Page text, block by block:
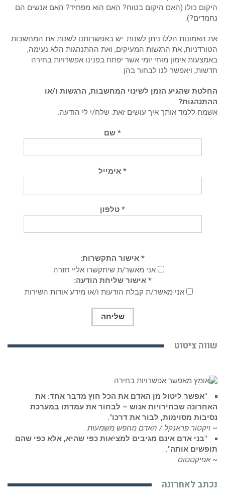
כולו (האם היקום בטוח? האם הוא מפחיד? האם אנשים הם
האמונות הללו ניתן לשנות. יש באפשרותנו לשנות את המחשבות
את הרגשות המעיקים, ואת ההתנהגות הלא נעימה,
אימון מוחי יומי אשר יפתח בפנינו אפשרויות בחירה
ויאפשר לנו לבחור בהן.
שהגיע הזמן לשינוי המחשבות, הרגשות ו/או
ללמד אותך איך עושים זאת. שלח/י לי הודעה:
* שם
* אימייל
* טלפון
* אישור התקשרות:
אני מאשר/ת שיתקשרו אליי חזרה
* אישור שליחת הודעה:
אני מאשר/ת קבלת הודעות ו/או מידע אודות השירות
ציטוט
"אפשר ליטול מן האדם את הכל חוץ מדבר אחד: את
שבחירויות אנוש – לבחור את עמדתו במערכת
מסוימות, לבוֹר את דרכו".
פראנקל / האדם מחפש משמעות
"בני אדם אינם מגיבים למציאות כפי שהיא, אלא כפי שהם
אותה".
לאחרונה